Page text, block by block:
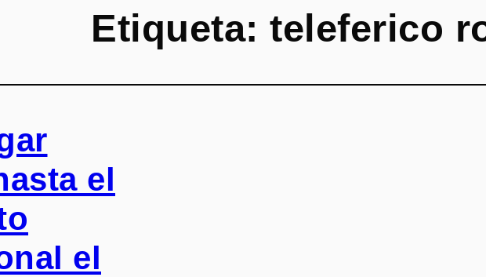
Etiqueta:teleferico
el
el